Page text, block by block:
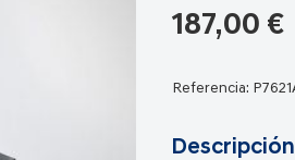
187,00 €
Referencia:
Descripción